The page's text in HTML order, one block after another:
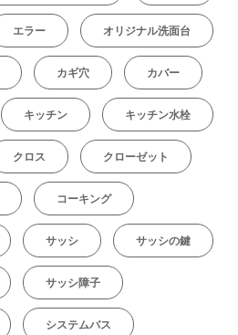
エラー オリジナル洗面台
カギ穴 カバー
キッチン キッチン水栓
クロス クローゼット
コーキング
サッシ サッシの鍵
サッシ障子
システムバス